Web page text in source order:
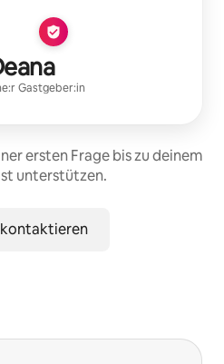
Gastgeber:in
ersten Frage bis zu deinem
unterstützen.
kontaktieren